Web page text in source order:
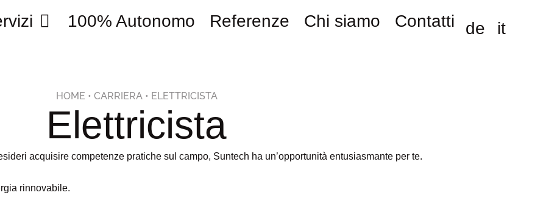
100% Autonomo Referenze Chi siamo Contatti de it
HOME • CARRIERA• ELETTRICISTA
Elettricista
acquisire competenze pratiche sul campo, Suntech ha un’opportunità entusiasmante per te.
rinnovabile.